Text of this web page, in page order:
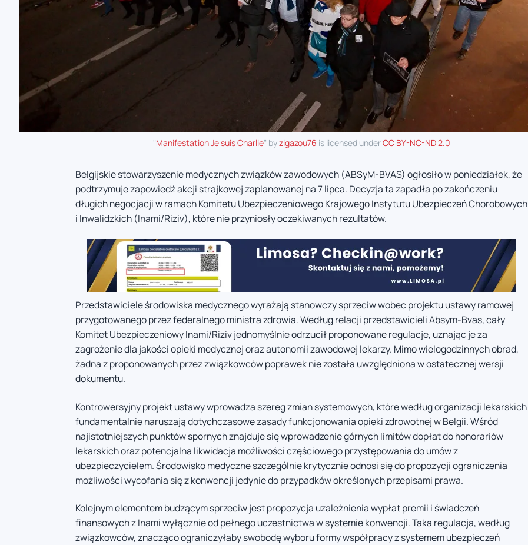
"Manifestation Je suis Charlie" byzigazou76 is licensed underCC BY-NC-ND 2.0
Belgijskie stowarzyszenie medycznych związków zawodowych (ABSyM-BVAS) ogłosiło w poniedziałek, że
podtrzymuje zapowiedź akcji strajkowej zaplanowanej na 7 lipca. Decyzja ta zapadła po zakończeniu
długich negocjacji w ramach Komitetu Ubezpieczeniowego Krajowego Instytutu Ubezpieczeń Chorobowych
i Inwalidzkich (Inami/Riziv), które nie przyniosły oczekiwanych rezultatów.
Przedstawiciele środowiska medycznego wyrażają stanowczy sprzeciw wobec projektu ustawy ramowej
przygotowanego przez federalnego ministra zdrowia. Według relacji przedstawicieli Absym-Bvas, cały
Komitet Ubezpieczeniowy Inami/Riziv jednomyślnie odrzucił proponowane regulacje, uznając je za
zagrożenie dla jakości opieki medycznej oraz autonomii zawodowej lekarzy. Mimo wielogodzinnych obrad,
żadna z proponowanych przez związkowców poprawek nie została uwzględniona w ostatecznej wersji
dokumentu.
Kontrowersyjny projekt ustawy wprowadza szereg zmian systemowych, które według organizacji lekarskich
fundamentalnie naruszają dotychczasowe zasady funkcjonowania opieki zdrowotnej w Belgii. Wśród
najistotniejszych punktów spornych znajduje się wprowadzenie górnych limitów dopłat do honorariów
lekarskich oraz potencjalna likwidacja możliwości częściowego przystępowania do umów z
ubezpieczycielem. Środowisko medyczne szczególnie krytycznie odnosi się do propozycji ograniczenia
możliwości wycofania się z konwencji jedynie do przypadków określonych przepisami prawa.
Kolejnym elementem budzącym sprzeciw jest propozycja uzależnienia wypłat premii i świadczeń
finansowych z Inami wyłącznie od pełnego uczestnictwa w systemie konwencji. Taka regulacja, według
związkowców, znacząco ograniczyłaby swobodę wyboru formy współpracy z systemem ubezpieczeń